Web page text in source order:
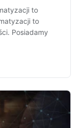
to
to
Posiadamy